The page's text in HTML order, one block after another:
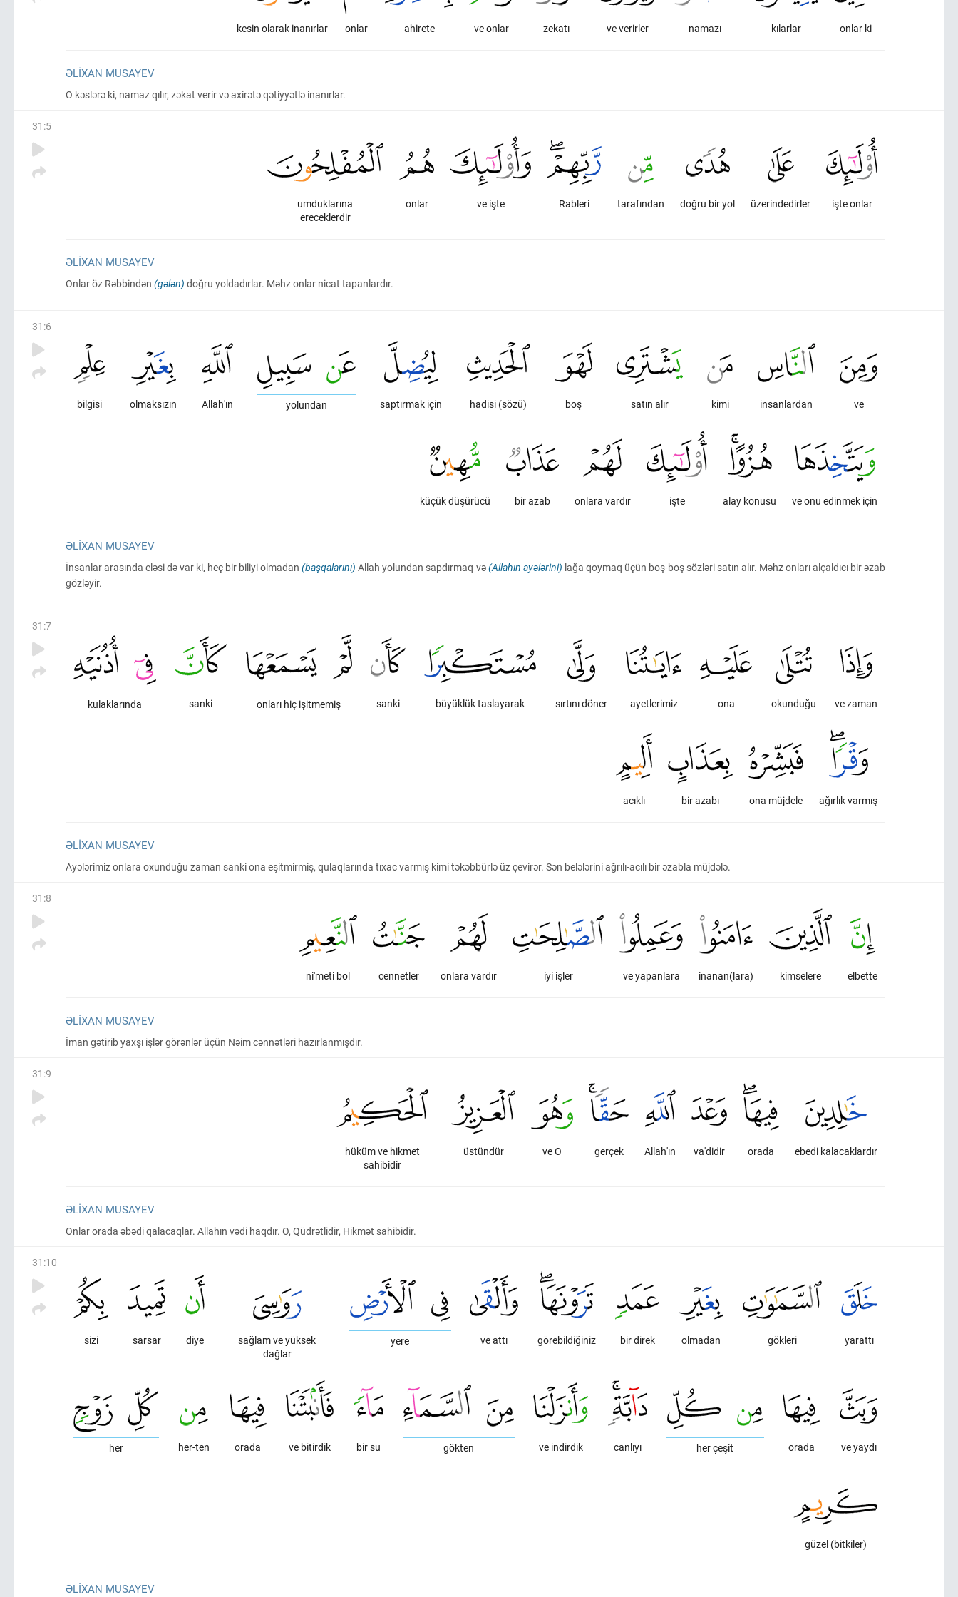
onlar ki
kılarlar
namazı
ve verirler
zekatı
ve onlar
ahirete
onlar
kesin olarak inanırlar
ƏLIXAN MUSAYEV
O kəslərə ki, namaz qılır, zəkat verir və axirətə qətiyyətlə inanırlar.
31 :5
işte onlar
üzerindedirler
doğru bir yol
tarafından
Rableri
ve işte
onlar
umduklarına
ereceklerdir
ƏLIXAN MUSAYEV
Onlar öz Rəbbindən (gələn) doğru yoldadırlar. Məhz onlar nicat tapanlardır.
31 :6
ve
insanlardan
kimi
satın alır
boş
hadisi (sözü)
saptırmak için
yolundan
Allah'ın
olmaksızın
bilgisi
ve onu edinmek için
alay konusu
işte
onlara vardır
bir azab
küçük düşürücü
ƏLIXAN MUSAYEV
İnsanlar arasında eləsi də var ki, heç bir biliyi olmadan(başqalarını) Allah yolundan sapdırmaq və(Allahın ayələrini) lağa qoymaq üçün boş-boş sözləri satın alır. Məhz onları alçaldıcı bir əzab
gözləyir.
31 :7
ve zaman
okunduğu
ona
ayetlerimiz
sırtını döner
büyüklük taslayarak
sanki
onları hiç işitmemiş
sanki
kulaklarında
ağırlık varmış
ona müjdele
bir azabı
acıklı
ƏLIXAN MUSAYEV
Ayələrimiz onlara oxunduğu zaman sanki ona eşitmirmiş, qulaqlarında tıxac varmış kimi təkəbbürlə üz çevirər. Sən belələrini ağrılı-acılı bir əzabla müjdələ.
31 :8
elbette
kimselere
inanan(lara)
ve yapanlara
iyi işler
onlara vardır
cennetler
ni'meti bol
ƏLIXAN MUSAYEV
İman gətirib yaxşı işlər görənlər üçün Nəim cənnətləri hazırlanmışdır.
31 :9
ebedi kalacaklardır
orada
va'didir
Allah'ın
gerçek
ve O
üstündür
hüküm ve hikmet
sahibidir
ƏLIXAN MUSAYEV
Onlar orada əbədi qalacaqlar. Allahın vədi haqdır. O, Qüdrətlidir, Hikmət sahibidir.
31 :10
yarattı
gökleri
olmadan
bir direk
görebildiğiniz
ve attı
yere
sağlam ve yüksek
dağlar
diye
sarsar
sizi
ve yaydı
orada
her çeşit
canlıyı
ve indirdik
gökten
bir su
ve bitirdik
orada
her-ten
her
güzel (bitkiler)
ƏLIXAN MUSAYEV